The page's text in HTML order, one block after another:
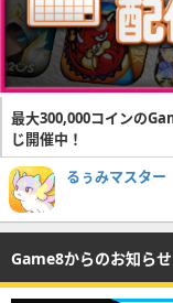
最大300,000コインの
じ開催中！
るぅみマスター
Game8からのお知らせ